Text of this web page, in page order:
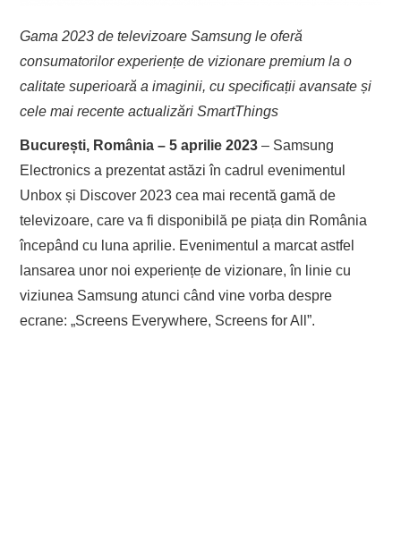
Gama 2023 de televizoare Samsung le oferă
consumatorilor experiențe de vizionare premium la o
calitate superioară a imaginii, cu specificații avansate și
cele mai recente actualizări SmartThings
București, România – 5 aprilie 2023 – Samsung
Electronics a prezentat astăzi în cadrul evenimentul
Unbox și Discover 2023 cea mai recentă gamă de
televizoare, care va fi disponibilă pe piața din România
începând cu luna aprilie. Evenimentul a marcat astfel
lansarea unor noi experiențe de vizionare, în linie cu
viziunea Samsung atunci când vine vorba despre
ecrane: „Screens Everywhere, Screens for All”.